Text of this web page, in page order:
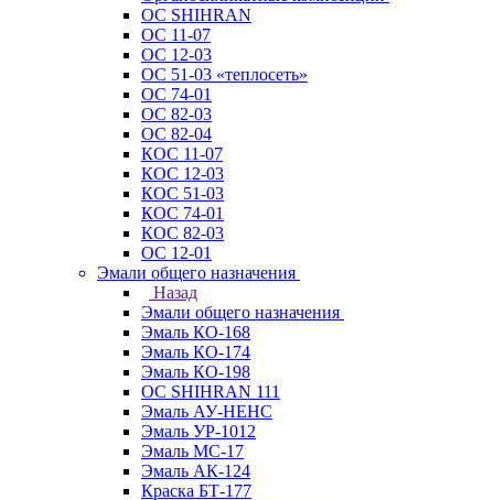
ОС SHIHRAN
ОС 11-07
ОС 12-03
ОС 51-03 «теплосеть»
ОС 74-01
ОС 82-03
ОС 82-04
КОС 11-07
КОС 12-03
КОС 51-03
КОС 74-01
КОС 82-03
ОС 12-01
Эмали общего назначения
Назад
Эмали общего назначения
Эмаль КО-168
Эмаль КО-174
Эмаль КО-198
ОС SHIHRAN 111
Эмаль АУ-НЕНС
Эмаль УР-1012
Эмаль МС-17
Эмаль АК-124
Краска БТ-177